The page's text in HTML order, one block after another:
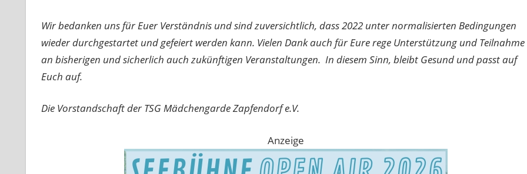
Wir bedanken uns für Euer Verständnis und sind zuversichtlich, dass 2022 unter normalisierten Bedingungen
wieder durchgestartet und gefeiert werden kann. Vielen Dank auch für Eure rege Unterstützung und Teilnahme
an bisherigen und sicherlich auch zukünftigen Veranstaltungen. In diesem Sinn, bleibt Gesund und passt auf
Euch auf.
Die Vorstandschaft der TSG Mädchengarde Zapfendorf e.V.
Anzeige